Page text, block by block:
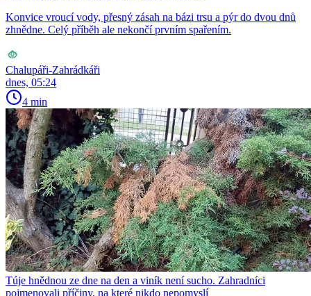
Konvice vroucí vody, přesný zásah na bázi trsu a pýr do dvou dnů
zhnědne. Celý příběh ale nekončí prvním spařením.
Chalupáři-Zahrádkáři
dnes, 05:24
4 min
Túje hnědnou ze dne na den a viník není sucho. Zahradníci
pojmenovali příčiny, na které nikdo nepomyslí